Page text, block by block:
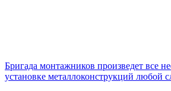
Бригада монтажников произведет все
установке металлоконструкций любой